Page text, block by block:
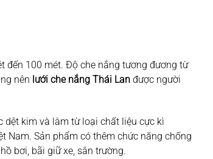
đến 100 mét. Độ che nắng tương đương từ
nên lưới che nắng Thái Lanđược người
kim và làm từ loại chất liệu cực kì
Nam. Sản phẩm có thêm chức năng chống
bơi, bãi giữ xe, sân trường.